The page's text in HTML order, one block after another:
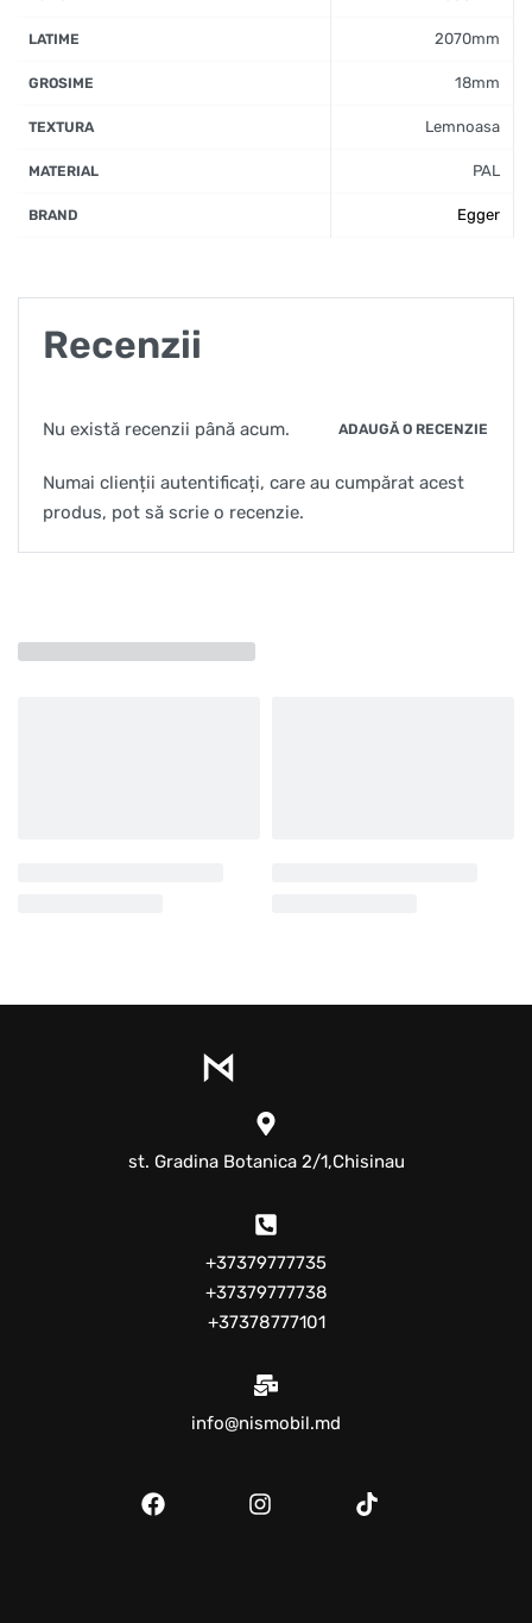
LATIME 2070mm
GROSIME 18mm
TEXTURA Lemnoasa
MATERIAL PAL
BRAND Egger
Recenzii
Nu există recenzii până acum. ADAUGĂ O RECENZIE
Numai clienții autentificați, care au cumpărat acest
produs, pot să scrie o recenzie.
st. Gradina Botanica 2/1,Chisinau
+37379777735
+37379777738
+37378777101
info@nismobil.md